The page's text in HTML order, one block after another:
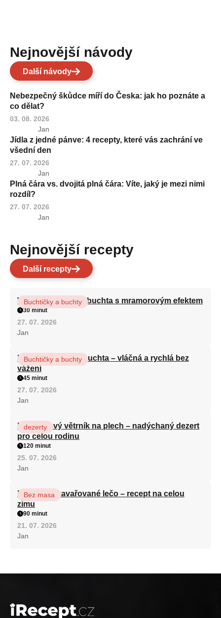
Nejnovější návody
Další návody
Nebezpečný škůdce míří do Česka: jak ho poznáte a
co dělat?
03. 08. 2026
Jan
Jídla z jedné pánve: 4 recepty, které vás zachrání ve
všední den
27. 07. 2026
Jan
Plná čára vs. dvojitá plná čára: Víte, jaký je mezi nimi
rozdíl?
27. 07. 2026
Jan
Nejnovější recepty
Další recepty
Vláčná olejová litá buchta s mramorovým efektem
Buchtičky a buchty
30 minut
27. 07. 2026
Jan
Hrnková maková buchta – vláčná a rychlá bez
vážení
Buchtičky a buchty
45 minut
27. 07. 2026
Jan
Karamelový větrník na plech – nadýchaný dezert
pro celou rodinu
dezerty
120 minut
25. 07. 2026
Jan
Babiččino zavařované lečo – recept na celou
zimu
Bez masa
90 minut
21. 07. 2026
Jan